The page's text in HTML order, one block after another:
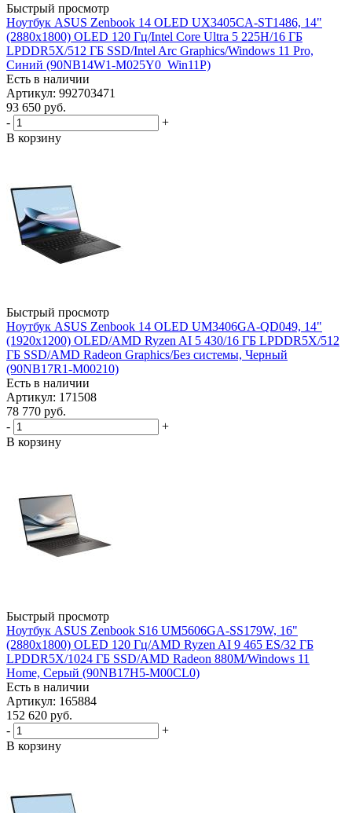
Быстрый просмотр
Ноутбук ASUS Zenbook 14 OLED UX3405CA-ST1486, 14"
(2880x1800) OLED 120 Гц/Intel Core Ultra 5 225H/16 ГБ
LPDDR5X/512 ГБ SSD/Intel Arc Graphics/Windows 11 Pro,
Синий (90NB14W1-M025Y0_Win11P)
Есть в наличии
Артикул: 992703471
93 650 руб.
-
+
В корзину
Быстрый просмотр
Ноутбук ASUS Zenbook 14 OLED UM3406GA-QD049, 14"
(1920x1200) OLED/AMD Ryzen AI 5 430/16 ГБ LPDDR5X/512
ГБ SSD/AMD Radeon Graphics/Без системы, Черный
(90NB17R1-M00210)
Есть в наличии
Артикул: 171508
78 770 руб.
-
+
В корзину
Быстрый просмотр
Ноутбук ASUS Zenbook S16 UM5606GA-SS179W, 16"
(2880x1800) OLED 120 Гц/AMD Ryzen AI 9 465 ES/32 ГБ
LPDDR5X/1024 ГБ SSD/AMD Radeon 880M/Windows 11
Home, Серый (90NB17H5-M00CL0)
Есть в наличии
Артикул: 165884
152 620 руб.
-
+
В корзину